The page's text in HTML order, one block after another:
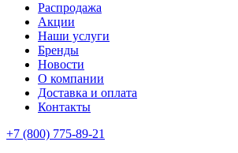
Распродажа
Акции
Наши услуги
Бренды
Новости
О компании
Доставка и оплата
Контакты
+7 (800) 775-89-21